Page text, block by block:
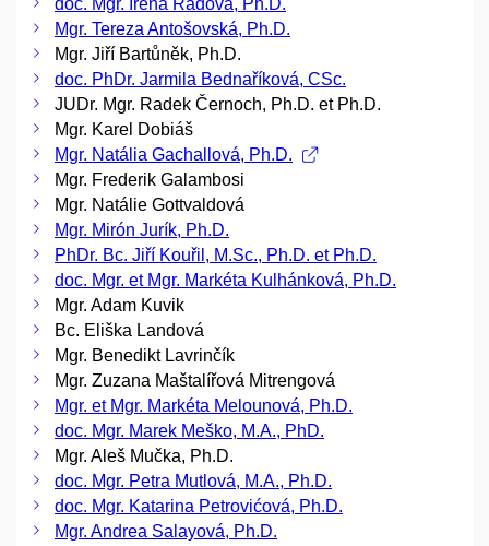
doc. Mgr. Irena Radová, Ph.D.
Mgr. Tereza Antošovská, Ph.D.
Mgr. Jiří Bartůněk, Ph.D.
doc. PhDr. Jarmila Bednaříková, CSc.
JUDr. Mgr. Radek Černoch, Ph.D. et Ph.D.
Mgr. Karel Dobiáš
Mgr. Natália Gachallová, Ph.D.
Mgr. Frederik Galambosi
Mgr. Natálie Gottvaldová
Mgr. Mirón Jurík, Ph.D.
PhDr. Bc. Jiří Kouřil, M.Sc., Ph.D. et Ph.D.
doc. Mgr. et Mgr. Markéta Kulhánková, Ph.D.
Mgr. Adam Kuvik
Bc. Eliška Landová
Mgr. Benedikt Lavrinčík
Mgr. Zuzana Maštalířová Mitrengová
Mgr. et Mgr. Markéta Melounová, Ph.D.
doc. Mgr. Marek Meško, M.A., PhD.
Mgr. Aleš Mučka, Ph.D.
doc. Mgr. Petra Mutlová, M.A., Ph.D.
doc. Mgr. Katarina Petrovićová, Ph.D.
Mgr. Andrea Salayová, Ph.D.